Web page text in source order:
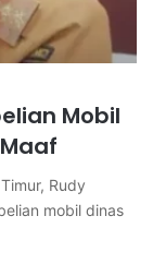
Mobil
Rudy
mobil dinas